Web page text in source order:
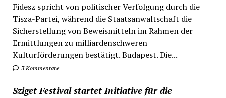
Fidesz spricht von politischer Verfolgung durch die
Tisza-Partei, während die Staatsanwaltschaft die
Sicherstellung von Beweismitteln im Rahmen der
Ermittlungen zu milliardenschweren
Kulturförderungen bestätigt. Budapest. Die...
3 Kommentare
Sziget Festival startet Initiative für die